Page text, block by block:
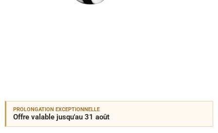
PROLONGATION EXCEPTIONNELLE
Offre valable jusqu'au 31 août